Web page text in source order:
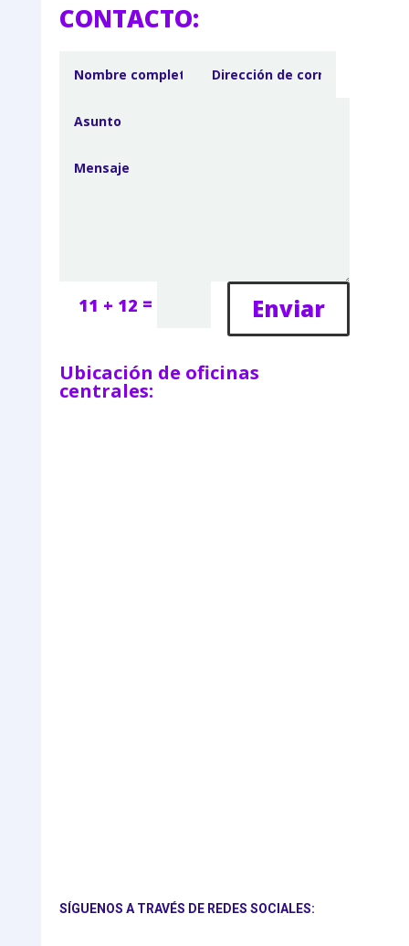
CONTACTO:
11 + 12 = Enviar
Ubicación de oficinas
centrales:
SÍGUENOS A TRAVÉS DE REDES SOCIALES: